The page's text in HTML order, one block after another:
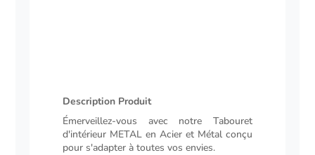
Description Produit
Émerveillez-vous avec notre Tabouret
d'intérieur METAL en Acier et Métal conçu
pour s'adapter à toutes vos envies.